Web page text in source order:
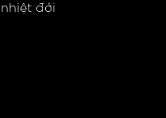
nhiệt đới